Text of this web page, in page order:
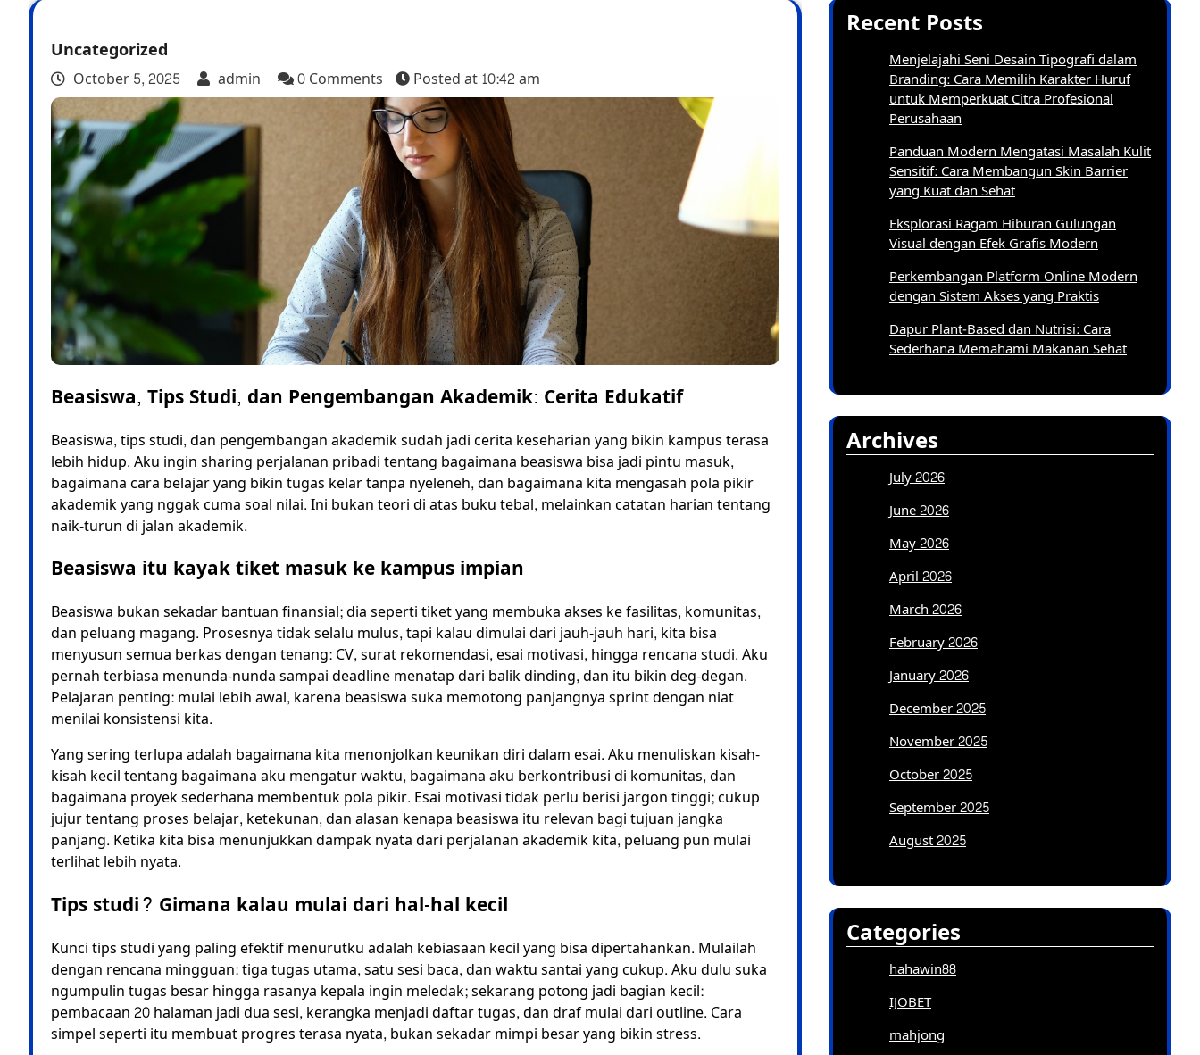
Uncategorized
October 5, 2025 admin 0 Comments Posted at10:42 am
Beasiswa, Tips Studi, dan Pengembangan Akademik: Cerita Edukatif
Beasiswa, tips studi, dan pengembangan akademik sudah jadi cerita keseharian yang bikin kampus terasa
lebih hidup. Aku ingin sharing perjalanan pribadi tentang bagaimana beasiswa bisa jadi pintu masuk,
bagaimana cara belajar yang bikin tugas kelar tanpa nyeleneh, dan bagaimana kita mengasah pola pikir
akademik yang nggak cuma soal nilai. Ini bukan teori di atas buku tebal, melainkan catatan harian tentang
naik-turun di jalan akademik.
Beasiswa itu kayak tiket masuk ke kampus impian
Beasiswa bukan sekadar bantuan finansial; dia seperti tiket yang membuka akses ke fasilitas, komunitas,
dan peluang magang. Prosesnya tidak selalu mulus, tapi kalau dimulai dari jauh-jauh hari, kita bisa
menyusun semua berkas dengan tenang: CV, surat rekomendasi, esai motivasi, hingga rencana studi. Aku
pernah terbiasa menunda-nunda sampai deadline menatap dari balik dinding, dan itu bikin deg-degan.
Pelajaran penting: mulai lebih awal, karena beasiswa suka memotong panjangnya sprint dengan niat
menilai konsistensi kita.
Yang sering terlupa adalah bagaimana kita menonjolkan keunikan diri dalam esai. Aku menuliskan kisah-
kisah kecil tentang bagaimana aku mengatur waktu, bagaimana aku berkontribusi di komunitas, dan
bagaimana proyek sederhana membentuk pola pikir. Esai motivasi tidak perlu berisi jargon tinggi; cukup
jujur tentang proses belajar, ketekunan, dan alasan kenapa beasiswa itu relevan bagi tujuan jangka
panjang. Ketika kita bisa menunjukkan dampak nyata dari perjalanan akademik kita, peluang pun mulai
terlihat lebih nyata.
Tips studi? Gimana kalau mulai dari hal-hal kecil
Kunci tips studi yang paling efektif menurutku adalah kebiasaan kecil yang bisa dipertahankan. Mulailah
dengan rencana mingguan: tiga tugas utama, satu sesi baca, dan waktu santai yang cukup. Aku dulu suka
ngumpulin tugas besar hingga rasanya kepala ingin meledak; sekarang potong jadi bagian kecil:
pembacaan 20 halaman jadi dua sesi, kerangka menjadi daftar tugas, dan draf mulai dari outline. Cara
simpel seperti itu membuat progres terasa nyata, bukan sekadar mimpi besar yang bikin stress.
Recent Posts
Menjelajahi Seni Desain Tipografi dalam
Branding: Cara Memilih Karakter Huruf
untuk Memperkuat Citra Profesional
Perusahaan
Panduan Modern Mengatasi Masalah Kulit
Sensitif: Cara Membangun Skin Barrier
yang Kuat dan Sehat
Eksplorasi Ragam Hiburan Gulungan
Visual dengan Efek Grafis Modern
Perkembangan Platform Online Modern
dengan Sistem Akses yang Praktis
Dapur Plant-Based dan Nutrisi: Cara
Sederhana Memahami Makanan Sehat
Archives
July 2026
June 2026
May 2026
April 2026
March 2026
February 2026
January 2026
December 2025
November 2025
October 2025
September 2025
August 2025
Categories
hahawin88
IJOBET
mahjong